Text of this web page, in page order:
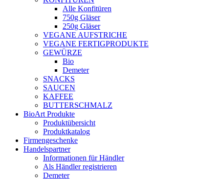
Alle Konfitüren
750g Gläser
250g Gläser
VEGANE AUFSTRICHE
VEGANE FERTIGPRODUKTE
GEWÜRZE
Bio
Demeter
SNACKS
SAUCEN
KAFFEE
BUTTERSCHMALZ
BioArt Produkte
Produktübersicht
Produktkatalog
Firmengeschenke
Handelspartner
Informationen für Händler
Als Händler registrieren
Demeter